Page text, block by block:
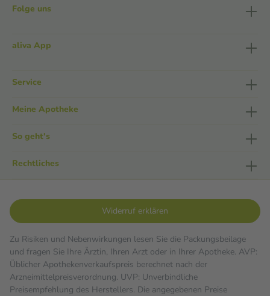
Folge uns
aliva App
Service
Meine Apotheke
So geht's
Rechtliches
Widerruf erklären
Zu Risiken und Nebenwirkungen lesen Sie die Packungsbeilage
und fragen Sie Ihre Ärztin, Ihren Arzt oder in Ihrer Apotheke. AVP:
Üblicher Apothekenverkaufspreis berechnet nach der
Arzneimittelpreisverordnung. UVP: Unverbindliche
Preisempfehlung des Herstellers. Die angegebenen Preise